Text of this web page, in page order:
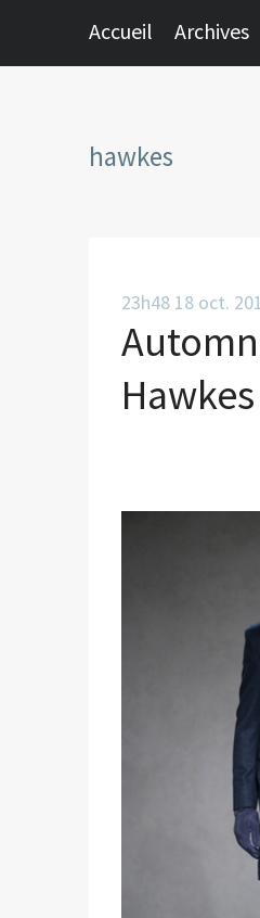
Accueil Archives
hawkes
23h48 18 oct.
Hawkes